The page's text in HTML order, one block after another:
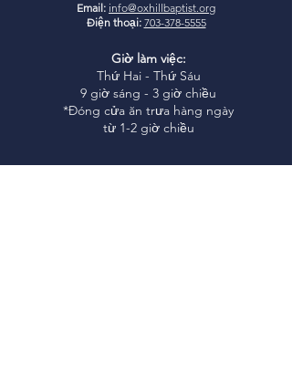
Email: info@oxhillbaptist.org
Điện thoại: 703-378-5555
Giờ làm việc:
Thứ Hai - Thứ Sáu
9 giờ sáng - 3 giờ chiều
*Đóng cửa ăn trưa hàng ngày
từ 1-2 giờ chiều